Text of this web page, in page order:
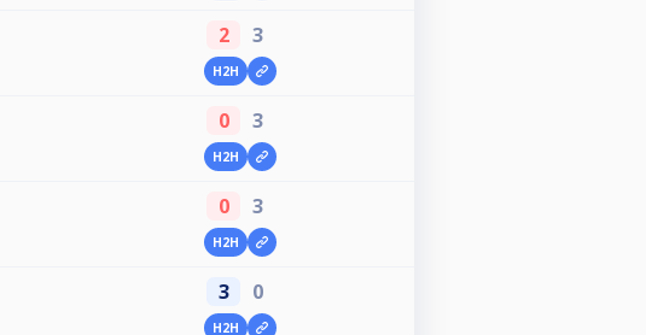
2 3
H2H
0 3
H2H
0 3
H2H
3 0
H2H